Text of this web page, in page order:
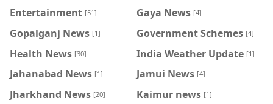
Entertainment [51] Gaya News [4]
Gopalganj News [1] Government Schemes [4]
Health News [30] India Weather Update [1]
Jahanabad News [1] Jamui News [4]
Jharkhand News [20] Kaimur news [1]